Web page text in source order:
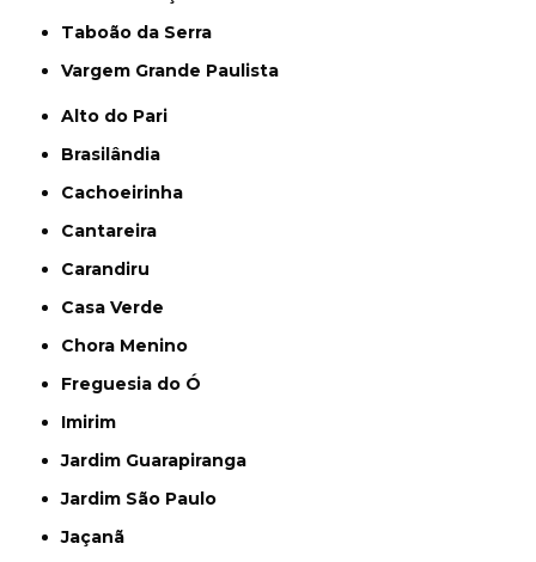
Taboão da Serra
Vargem Grande Paulista
Alto do Pari
Brasilândia
Cachoeirinha
Cantareira
Carandiru
Casa Verde
Chora Menino
Freguesia do Ó
Imirim
Jardim Guarapiranga
Jardim São Paulo
Jaçanã